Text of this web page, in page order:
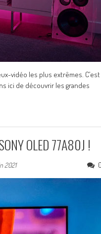
vidéo les plus extrêmes. C’est
ici de découvrir les grandes
OLED 77A80J !
2021